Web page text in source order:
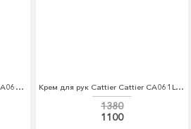
Крем для лица Cattier Cattier CA061LWFLK72 Крем для рук Cattier Cattier CA061LWFLK93
1380
1100